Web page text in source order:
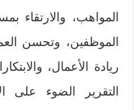
المواهب، والارتقاء
الموظفين، وتحسن
ريادة الأعمال،
التقرير الضوء على